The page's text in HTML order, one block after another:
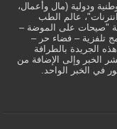
ودولية (مال وأعمال،
عالم الطب
"صيحات على الموضة –
تلفزية – فضاء حر –
الجريدة بالطرافة
الخبر وإلى الإضافة من
في الخبر الواحد.